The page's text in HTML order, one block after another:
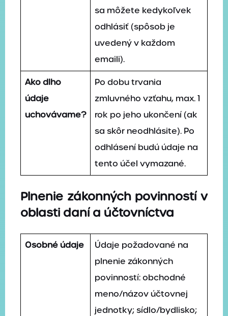
sa môžete kedykoľvek
odhlásiť (spôsob je
uvedený v každom
emaili).
Ako dlho
údaje
uchovávame?
Po dobu trvania
zmluvného vzťahu, max. 1
rok po jeho ukončení (ak
sa skôr neodhlásite). Po
odhlásení budú údaje na
tento účel vymazané.
Plnenie zákonných povinností v
oblasti daní a účtovníctva
Osobné údaje
Údaje požadované na
plnenie zákonných
povinností: obchodné
meno/názov účtovnej
jednotky; sídlo/bydlisko;